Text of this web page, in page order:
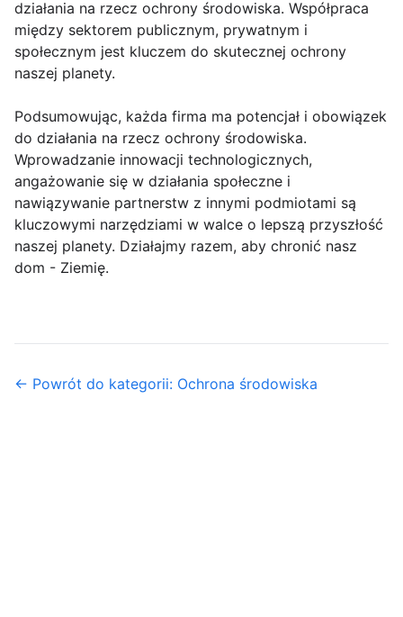
działania na rzecz ochrony środowiska. Współpraca
między sektorem publicznym, prywatnym i
społecznym jest kluczem do skutecznej ochrony
naszej planety.
Podsumowując, każda firma ma potencjał i obowiązek
do działania na rzecz ochrony środowiska.
Wprowadzanie innowacji technologicznych,
angażowanie się w działania społeczne i
nawiązywanie partnerstw z innymi podmiotami są
kluczowymi narzędziami w walce o lepszą przyszłość
naszej planety. Działajmy razem, aby chronić nasz
dom - Ziemię.
← Powrót do kategorii: Ochrona środowiska